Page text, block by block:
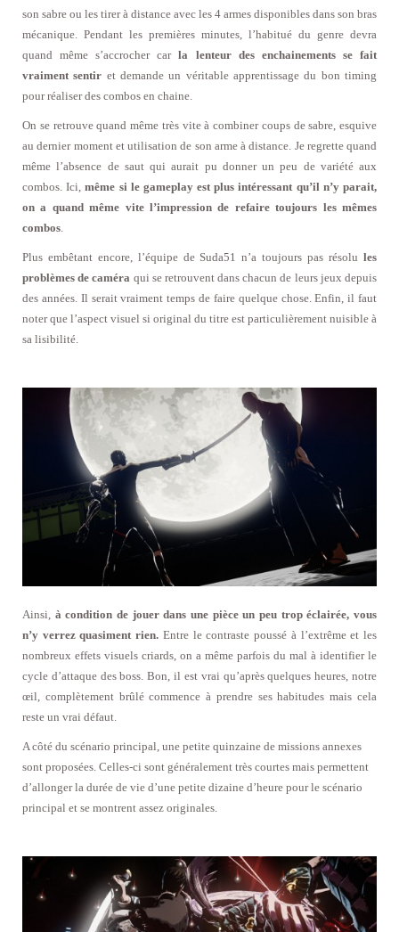
son sabre ou les tirer à distance avec les 4 armes disponibles dans son bras
mécanique. Pendant les premières minutes, l’habitué du genre devra
quand même s’accrocher carla lenteur des enchainements se fait
vraiment sentir et demande un véritable apprentissage du bon timing
pour réaliser des combos en chaine.
On se retrouve quand même très vite à combiner coups de sabre, esquive
au dernier moment et utilisation de son arme à distance. Je regrette quand
même l’absence de saut qui aurait pu donner un peu de variété aux
combos. Ici,même si le gameplay est plus intéressant qu’il n’y parait,
on a quand même vite l’impression de refaire toujours les mêmes
combos.
Plus embêtant encore, l’équipe de Suda51 n’a toujours pas résolu les
problèmes de caméra qui se retrouvent dans chacun de leurs jeux depuis
des années. Il serait vraiment temps de faire quelque chose. Enfin, il faut
noter que l’aspect visuel si original du titre est particulièrement nuisible à
sa lisibilité.
Ainsi, à condition de jouer dans une pièce un peu trop éclairée, vous
n’y verrez quasiment rien. Entre le contraste poussé à l’extrême et les
nombreux effets visuels criards, on a même parfois du mal à identifier le
cycle d’attaque des boss. Bon, il est vrai qu’après quelques heures, notre
œil, complètement brûlé commence à prendre ses habitudes mais cela
reste un vrai défaut.
A côté du scénario principal, une petite quinzaine de missions annexes
sont proposées. Celles-ci sont généralement très courtes mais permettent
d’allonger la durée de vie d’une petite dizaine d’heure pour le scénario
principal et se montrent assez originales.